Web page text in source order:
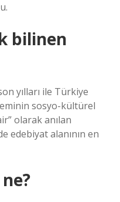
bilinen
yılları ile Türkiye
sosyo-kültürel
olarak anılan
edebiyat alanının en